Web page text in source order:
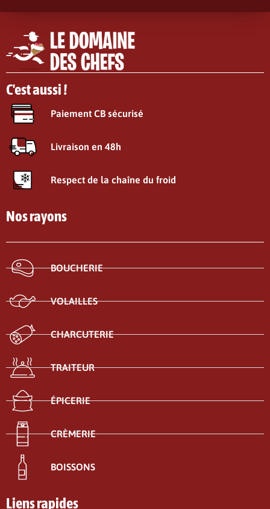
C'est aussi !
Paiement CB sécurisé
Livraison en 48h
Respect de la chaîne du froid
Nos rayons
BOUCHERIE
VOLAILLES
CHARCUTERIE
TRAITEUR
ÉPICERIE
CRÈMERIE
BOISSONS
Liens rapides